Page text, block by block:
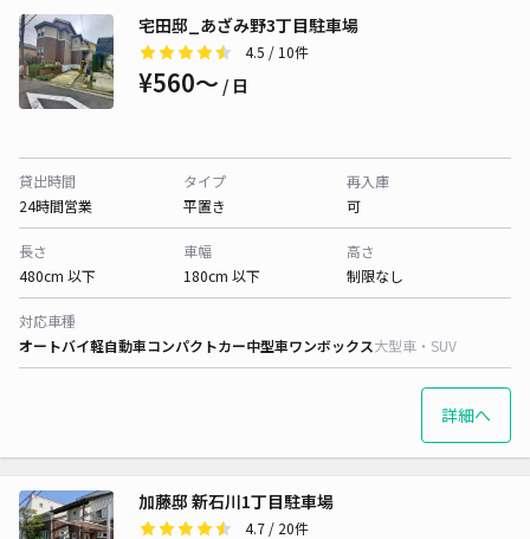
宅田邸_あざみ野3丁目駐車場
4.5 / 10件
¥560〜 / 日
貸出時間
24時間営業
タイプ
平置き
再入庫
可
長さ
480cm 以下
車幅
180cm 以下
高さ
制限なし
対応車種
オートバイ軽自動車コンパクトカー中型車ワンボックス大型車・SUV
詳細へ
加藤邸 新石川1丁目駐車場
4.7 / 20件